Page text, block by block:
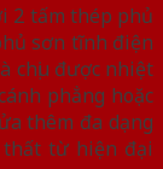
2 tấm thép phủ
sơn tĩnh điện
chịu được nhiệt
phẳng hoặc
thêm đa dạng
từ hiện đại